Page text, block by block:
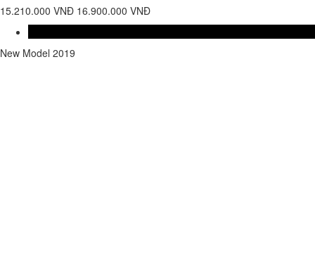
15.210.000 VNĐ 16.900.000 VNĐ
New Model 2019